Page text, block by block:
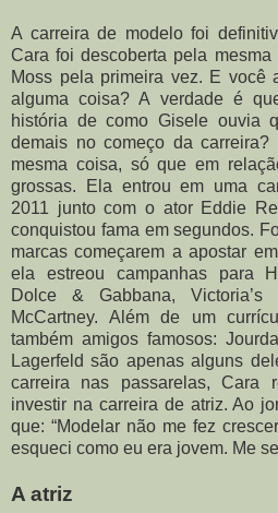
A carreira de modelo foi
Cara foi descoberta pela
Moss pela primeira vez. E você
alguma coisa? A verdade é
história de como Gisele ouvia
demais no começo da
mesma coisa, só que em
grossas. Ela entrou em uma
2011 junto com o ator Eddie
conquistou fama em segundos.
marcas começarem a apostar
ela estreou campanhas para
Dolce & Gabbana,
McCartney. Além de um
também amigos famosos:
Lagerfeld são apenas alguns
carreira nas passarelas, Cara
investir na carreira de atriz. Ao
que: “Modelar não me fez
esqueci como eu era jovem. Me
A atriz